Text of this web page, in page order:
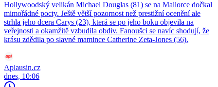
Hollywoodský velikán Michael Douglas (81) se na Mallorce dočkal
mimořádné pocty. Ještě větší pozornost než prestižní ocenění ale
strhla jeho dcera Carys (23), která se po jeho boku objevila na
veřejnosti a okamžitě vzbudila obdiv. Fanoušci se navíc shodují, že
krásu zdědila po slavné mamince Catherine Zeta-Jones (56).
Aplausin.cz
dnes, 10:06